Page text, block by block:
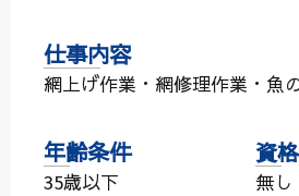
仕事内容
網上げ作業・網修理作業・魚
年齢条件
35歳以下
資
無し